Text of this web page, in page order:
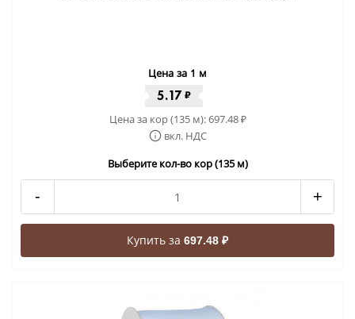
Цена за 1 м
5.17 ₽
Цена за кор (135 м):697.48₽
вкл. НДС
Выберите кол-во кор (135 м)
- +
Купить за 697.48 ₽